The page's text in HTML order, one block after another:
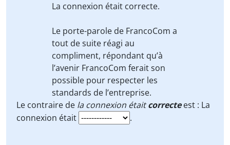
La connexion était correcte.
Le porte-parole de FrancoCom a
tout de suite réagi au
compliment, répondant qu’à
l’avenir FrancoCom ferait son
possible pour respecter les
standards de l’entreprise.
Le contraire de la connexion étaitcorrecteest : La
connexion était
.